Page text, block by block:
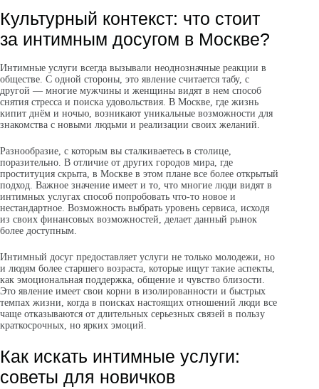
Культурный контекст: что стоит
за интимным досугом в Москве?
Интимные услуги всегда вызывали неоднозначные реакции в
обществе. С одной стороны, это явление считается табу, с
другой — многие мужчины и женщины видят в нем способ
снятия стресса и поиска удовольствия. В Москве, где жизнь
кипит днём и ночью, возникают уникальные возможности для
знакомства с новыми людьми и реализации своих желаний.
Разнообразие, с которым вы сталкиваетесь в столице,
поразительно. В отличие от других городов мира, где
проституция скрыта, в Москве в этом плане все более открытый
подход. Важное значение имеет и то, что многие люди видят в
интимных услугах способ попробовать что-то новое и
нестандартное. Возможность выбрать уровень сервиса, исходя
из своих финансовых возможностей, делает данный рынок
более доступным.
Интимный досуг предоставляет услуги не только молодежи, но
и людям более старшего возраста, которые ищут такие аспекты,
как эмоциональная поддержка, общение и чувство близости.
Это явление имеет свои корни в изолированности и быстрых
темпах жизни, когда в поисках настоящих отношений люди все
чаще отказываются от длительных серьезных связей в пользу
краткосрочных, но ярких эмоций.
Как искать интимные услуги:
советы для новичков